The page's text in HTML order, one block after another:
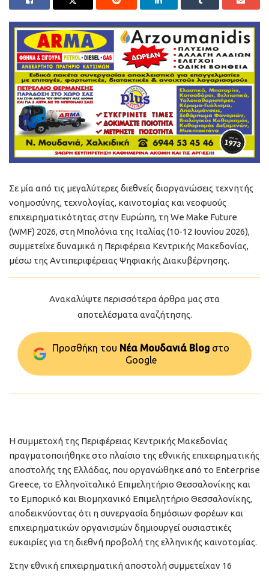
Σε μία από τις μεγαλύτερες διεθνείς διοργανώσεις τεχνητής
νοημοσύνης, τεχνολογίας, καινοτομίας και νεοφυούς
επιχειρηματικότητας στην Ευρώπη, τη We Make Future
(WMF) 2026, στη Μπολόνια της Ιταλίας (10-12 Ιουνίου 2026),
συμμετείχε δυναμικά η Περιφέρεια Κεντρικής Μακεδονίας,
μέσω της Αντιπεριφέρειας Ψηφιακής Διακυβέρνησης.
Ανακαλύψτε περισσότερα άρθρα μας στα
αποτελέσματα αναζήτησης.
Προσθήκη του Νέα Μουδανιά Blog στo
Google
Η συμμετοχή της Περιφέρειας Κεντρικής Μακεδονίας
πραγματοποιήθηκε στο πλαίσιο της εθνικής επιχειρηματικής
αποστολής της Ελλάδας, που οργανώθηκε από το Enterprise
Greece, το Ελληνοϊταλικό Επιμελητήριο Θεσσαλονίκης και
το Εμπορικό και Βιομηχανικό Επιμελητήριο Θεσσαλονίκης,
αποδεικνύοντας ότι η συνεργασία δημόσιων φορέων και
επιχειρηματικών οργανισμών δημιουργεί ουσιαστικές
ευκαιρίες για τη διεθνή προβολή της ελληνικής καινοτομίας.
Στην εθνική επιχειρηματική αποστολή συμμετείχαν 16